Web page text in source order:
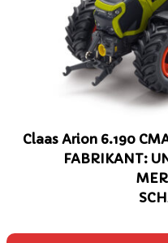
Claas Arion 6.190
FABRIKANT:
ME